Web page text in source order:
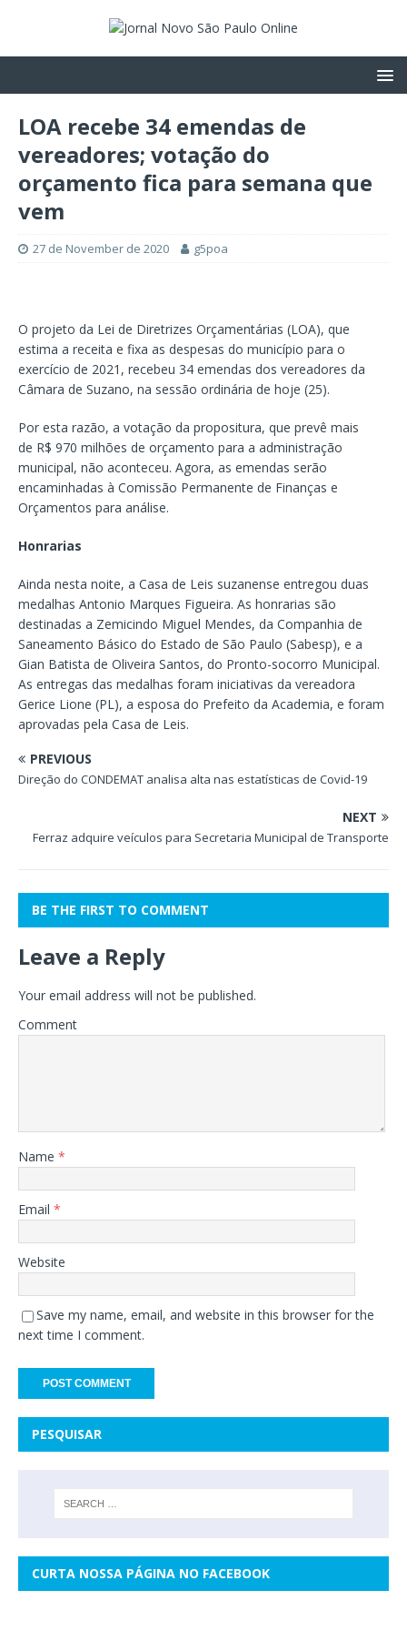
LOA recebe 34 emendas de
vereadores; votação do
orçamento fica para semana que
vem
27 de November de 2020 g5poa
O projeto da Lei de Diretrizes Orçamentárias (LOA), que
estima a receita e fixa as despesas do município para o
exercício de 2021, recebeu 34 emendas dos vereadores da
Câmara de Suzano, na sessão ordinária de hoje (25).
Por esta razão, a votação da propositura, que prevê mais
de R$ 970 milhões de orçamento para a administração
municipal, não aconteceu. Agora, as emendas serão
encaminhadas à Comissão Permanente de Finanças e
Orçamentos para análise.
Honrarias
Ainda nesta noite, a Casa de Leis suzanense entregou duas
medalhas Antonio Marques Figueira. As honrarias são
destinadas a Zemicindo Miguel Mendes, da Companhia de
Saneamento Básico do Estado de São Paulo (Sabesp), e a
Gian Batista de Oliveira Santos, do Pronto-socorro Municipal.
As entregas das medalhas foram iniciativas da vereadora
Gerice Lione (PL), a esposa do Prefeito da Academia, e foram
aprovadas pela Casa de Leis.
PREVIOUS
Direção do CONDEMAT analisa alta nas estatísticas de Covid-19
NEXT
Ferraz adquire veículos para Secretaria Municipal de Transporte
BE THE FIRST TO COMMENT
Leave a Reply
Your email address will not be published.
Comment
Name *
Email *
Website
Save my name, email, and website in this browser for the
next time I comment.
PESQUISAR
CURTA NOSSA PÁGINA NO FACEBOOK